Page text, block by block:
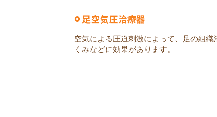
空気による圧迫刺激によって、足の組
くみなどに効果があります。